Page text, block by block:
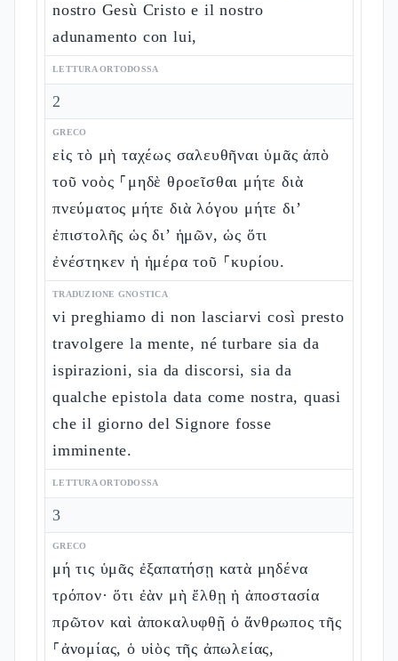
nostro Gesù Cristo e il nostro
adunamento con lui,
LETTURA ORTODOSSA
2
GRECO
εἰς τὸ μὴ ταχέως σαλευθῆναι ὑμᾶς ἀπὸ
τοῦ νοὸς ⸀μηδὲ θροεῖσθαι μήτε διὰ
πνεύματος μήτε διὰ λόγου μήτε δι’
ἐπιστολῆς ὡς δι’ ἡμῶν, ὡς ὅτι
ἐνέστηκεν ἡ ἡμέρα τοῦ ⸀κυρίου.
TRADUZIONE GNOSTICA
vi preghiamo di non lasciarvi così presto
travolgere la mente, né turbare sia da
ispirazioni, sia da discorsi, sia da
qualche epistola data come nostra, quasi
che il giorno del Signore fosse
imminente.
LETTURA ORTODOSSA
3
GRECO
μή τις ὑμᾶς ἐξαπατήσῃ κατὰ μηδένα
τρόπον· ὅτι ἐὰν μὴ ἔλθῃ ἡ ἀποστασία
πρῶτον καὶ ἀποκαλυφθῇ ὁ ἄνθρωπος τῆς
⸀ἀνομίας, ὁ υἱὸς τῆς ἀπωλείας,